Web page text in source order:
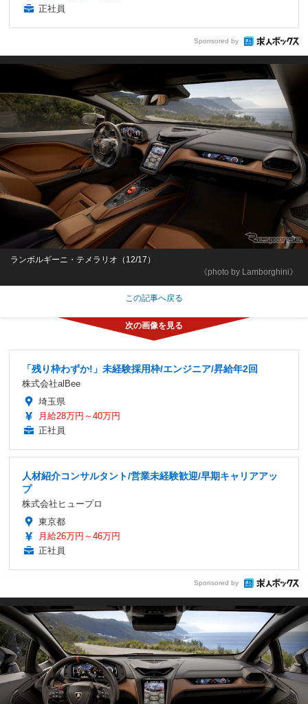
正社員
Sponsored by
《photo by Lamborghini》
ランボルギーニ・テメラリオ（12/17）
この記事へ戻る
「残り枠わずか!」未経験採用枠/エンジニア/昇給年2回
株式会社alBee
埼玉県
月給28万円～40万円
正社員
人材紹介コンサルタント/営業未経験歓迎/早期キャリアアッ
プ
株式会社ヒュープロ
東京都
月給26万円～46万円
正社員
Sponsored by